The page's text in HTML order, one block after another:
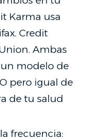
Karma usa
Credit
Ambas
un modelo de
pero igual de
de tu salud
frecuencia: